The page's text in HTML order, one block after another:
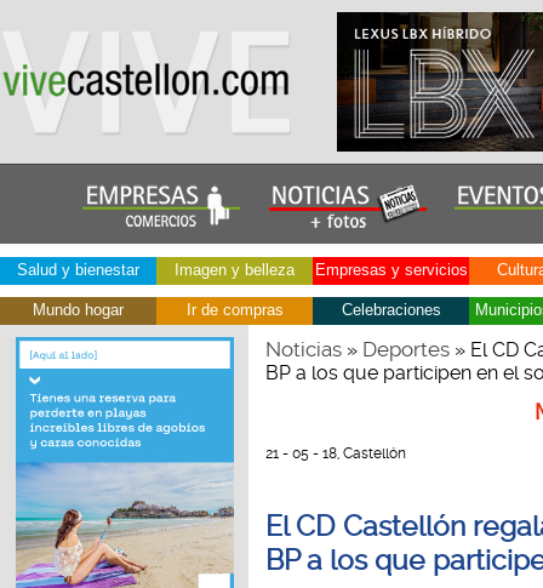
Salud y bienestar Imagen y belleza Empresas y servicios
Mundo hogar Ir de compras Celebraciones
Noticias» Deportes» El CD
BP a los que participen en el
21 - 05 - 18, Castellón
El CD Castellón
BP a los que